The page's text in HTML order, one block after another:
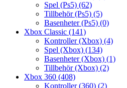
Spel (Ps5) (62)
Tillbehör (Ps5) (5)
Basenheter (Ps5) (0)
Xbox Classic (141)
Kontroller (Xbox) (4)
Spel (Xbox) (134)
Basenheter (Xbox) (1)
Tillbehör (Xbox) (2)
Xbox 360 (408)
Kontroller (360) (2)